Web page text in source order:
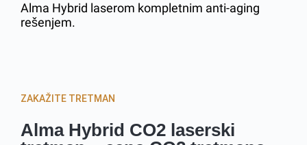
Alma Hybrid laserom kompletnim anti-aging
rešenjem.
ZAKAŽITE TRETMAN
Alma Hybrid CO2 laserski